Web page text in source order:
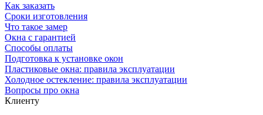
Как заказать
Сроки изготовления
Что такое замер
Окна с гарантией
Способы оплаты
Подготовка к установке окон
Пластиковые окна: правила эксплуатации
Холодное остекление: правила эксплуатации
Вопросы про окна
Клиенту